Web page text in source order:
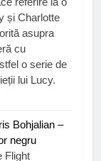
și Charlotte
asupra
cu
o serie de
lui Lucy.
Bohjalian –
negru
Flight